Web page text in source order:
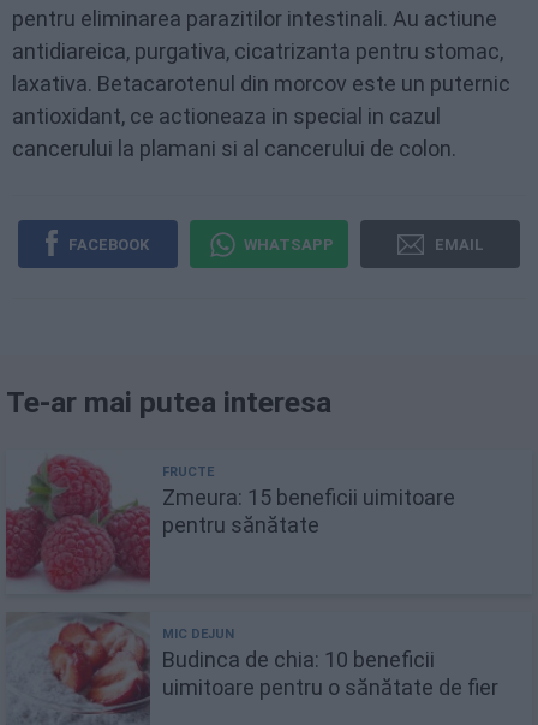
pentru eliminarea parazitilor intestinali. Au actiune
antidiareica, purgativa, cicatrizanta pentru stomac,
laxativa. Betacarotenul din morcov este un puternic
antioxidant, ce actioneaza in special in cazul
cancerului la plamani si al cancerului de colon.
FACEBOOK WHATSAPP EMAIL
Te-ar mai putea interesa
Zmeura: 15 beneficii uimitoare
pentru sănătate
Budinca de chia: 10 beneficii
uimitoare pentru o sănătate de fier